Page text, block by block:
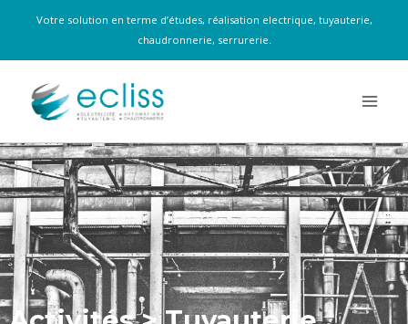
Votre solution en terme d’études, réalisation electrique, tuyauterie,
chaudronnerie, serrurerie.